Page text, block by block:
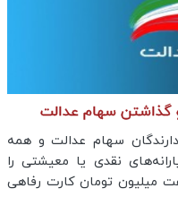
سهام عدالت و همه
نقدی یا معیشتی را
میلیون تومان کارت رفاهی